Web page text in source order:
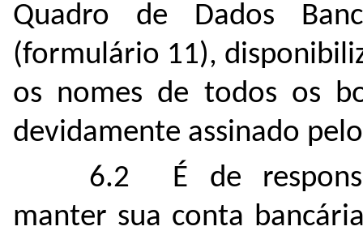
Quadro de Dados
(formulário 11),
os nomes de todos os
devidamente assinado
6.2 É de
manter sua conta